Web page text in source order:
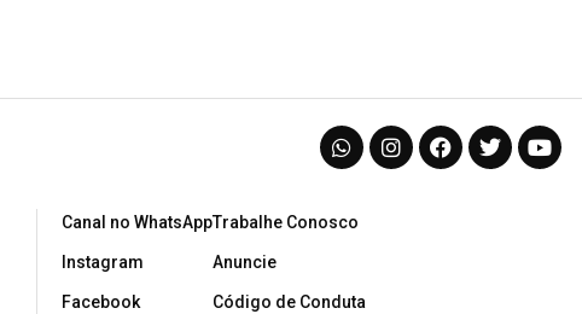
Canal no WhatsApp
Instagram
Facebook
Trabalhe Conosco
Anuncie
Código de Conduta